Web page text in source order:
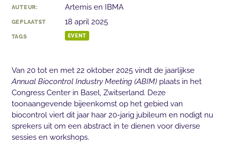
AUTEUR: Artemis en IBMA
GEPLAATST 18 april 2025
TAGS EVENT
Van 20 tot en met 22 oktober 2025 vindt de jaarlijkse
Annual Biocontrol Industry Meeting (ABIM)plaats in het
Congress Center in Basel, Zwitserland. Deze
toonaangevende bijeenkomst op het gebied van
biocontrol viert dit jaar haar 20-jarig jubileum en nodigt nu
sprekers uit om een abstract in te dienen voor diverse
sessies en workshops.